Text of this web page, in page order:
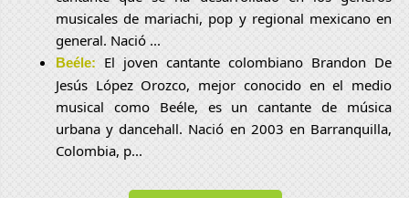
musicales de mariachi, pop y regional mexicano en
general. Nació ...
Beéle:
El joven cantante colombiano Brandon De
Jesús López Orozco, mejor conocido en el medio
musical como Beéle, es un cantante de música
urbana y dancehall. Nació en 2003 en Barranquilla,
Colombia, p...